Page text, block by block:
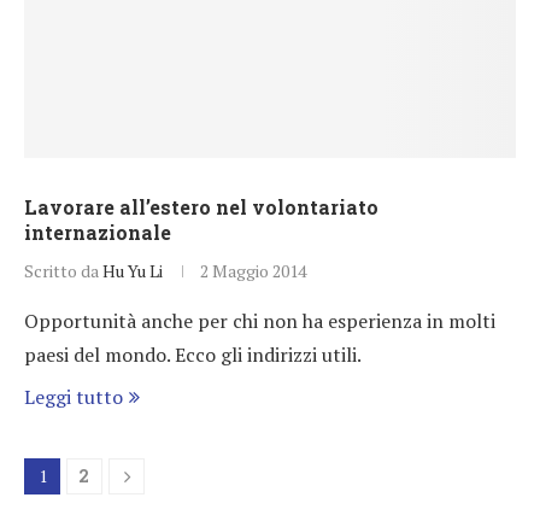
Lavorare all’estero nel volontariato
internazionale
Scritto da Hu Yu Li 2 Maggio 2014
Opportunità anche per chi non ha esperienza in molti
paesi del mondo. Ecco gli indirizzi utili.
Leggi tutto
1 2